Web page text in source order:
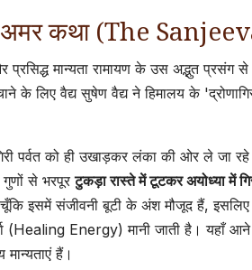
अमर कथा (The
मान्यता रामायण के उस अद्भुत प्रसंग
के लिए वैद्य सुषेण वैद्य ने हिमालय के
पर्वत को ही उखाड़कर लंका की ओर ले जा
गुणों से भरपूरटुकड़ा रास्ते में टूटकर अयोध्या में
इसमें संजीवनी बूटी के अंश मौजूद हैं,
Energy) मानी जाती है। यहाँ आने
हैं।